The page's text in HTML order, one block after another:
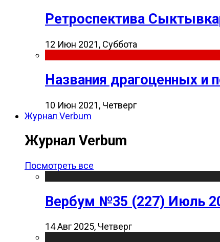
Ретроспектива
12 Июн 2021, Суббота
Названия драгоценных и
10 Июн 2021, Четверг
Журнал Verbum
Журнал Verbum
Посмотреть все
Вербум №35 (227) Июль
14 Авг 2025, Четверг